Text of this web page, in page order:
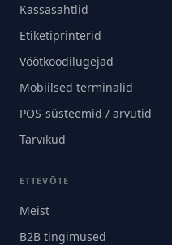
Kassasahtlid
Etiketiprinterid
Vöötkoodilugejad
Mobiilsed terminalid
POS-süsteemid / arvutid
Tarvikud
ETTEVÕTE
Meist
B2B tingimused